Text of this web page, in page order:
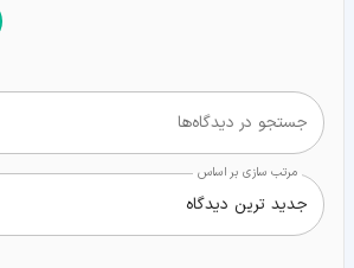
جستجو در دیدگاه‌ها
مرتب سازی بر اساس
جدید ترین دیدگاه